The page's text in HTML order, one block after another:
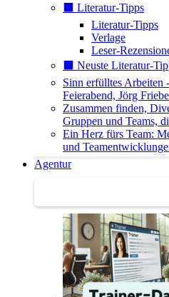
⬛️ Literatur-Tipps
Literatur-Tipps
Verlage
Leser-
⬛️ Neuste Literatur-
Sinn erfülltes Arbeiten
Feierabend, Jörg Friebe
Zusammen finden,
Gruppen und Teams,
Ein Herz fürs Team:
und
Agentur